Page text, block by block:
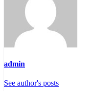
admin
See author's posts